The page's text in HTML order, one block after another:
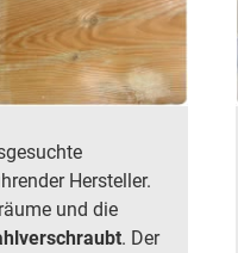
Hersteller.
und die
. Der